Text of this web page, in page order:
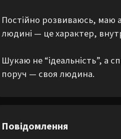
Постійно розвиваюсь, маю
людині — це характер,
Шукаю не “ідеальність”, а
поруч — своя людина.
Повідомлення